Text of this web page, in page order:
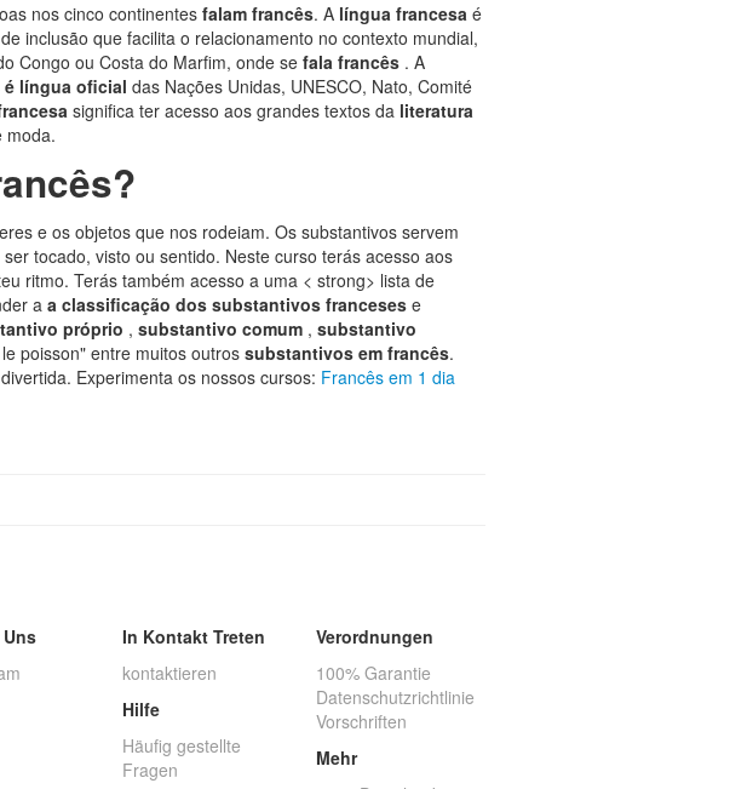
nos cinco continentes falam francês. A língua francesa é
inclusão que facilita o relacionamento no contexto mundial,
Congo ou Costa do Marfim, onde se fala francês . A
é língua oficial das Nações Unidas, UNESCO, Nato, Comité
significa ter acesso aos grandes textos da literatura
moda.
e os objetos que nos rodeiam. Os substantivos servem
tocado, visto ou sentido. Neste curso terás acesso aos
ritmo. Terás também acesso a uma < strong> lista de
a a classificação dos substantivos franceses e
próprio , substantivo comum , substantivo
poisson" entre muitos outros substantivos em francês.
Experimenta os nossos cursos: Francês em 1 dia
In Kontakt Treten
kontaktieren
Hilfe
Häufig gestellte
Fragen
Verordnungen
100% Garantie
Datenschutzrichtlinie
Vorschriften
Mehr